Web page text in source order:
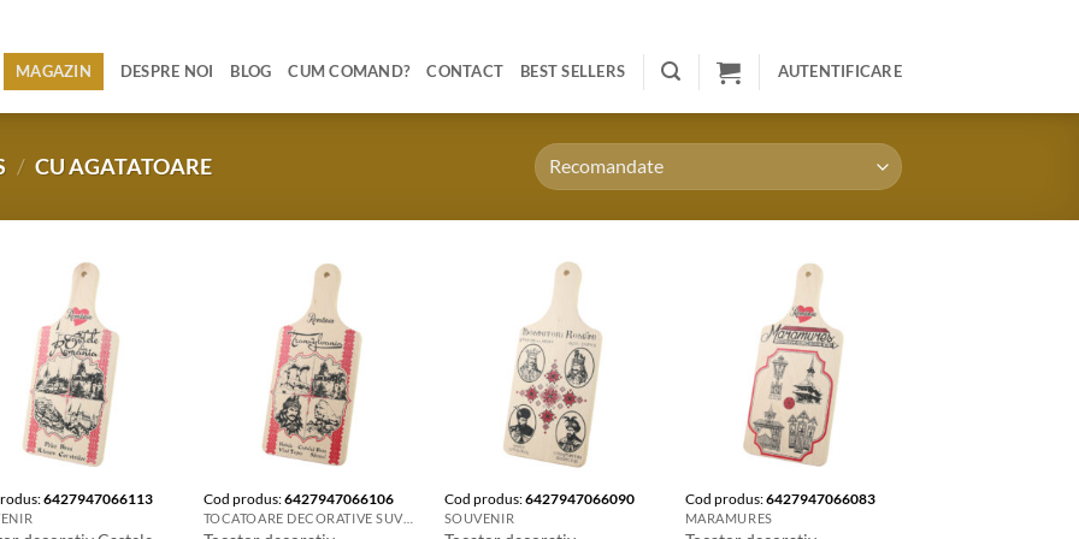
MAGAZIN DESPRE NOI BLOG CUM COMAND? CONTACT BEST SELLERS AUTENTIFICARE
/ CU AGATATOARE
6427947066113 Cod produs:6427947066106
TOCATOARE DECORATIVE SUVENIR
Cod produs:6427947066090
SOUVENIR
Cod produs:6427947066083
MARAMURES